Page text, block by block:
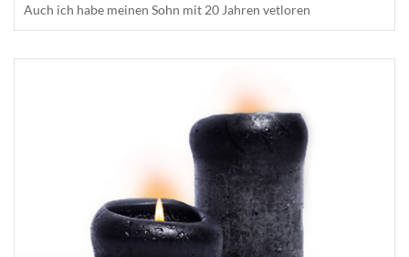
Auch ich habe meinen Sohn mit 20 Jahren vetloren